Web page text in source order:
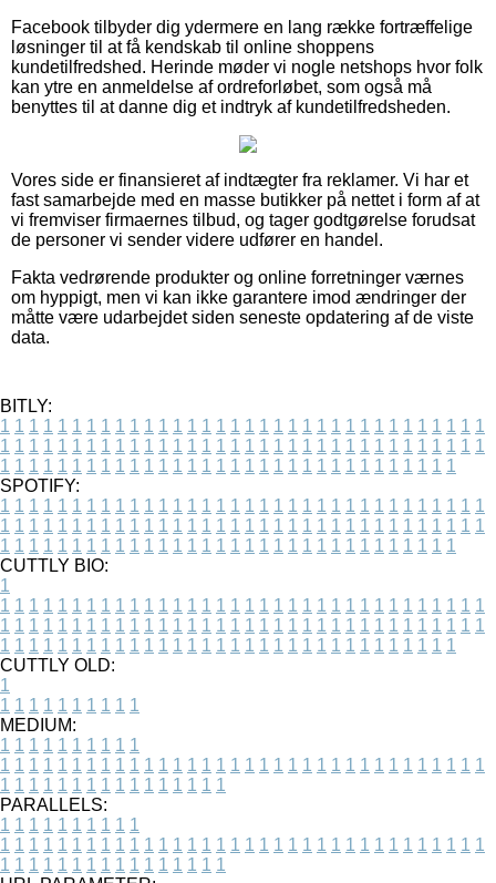
Facebook tilbyder dig ydermere en lang række fortræffelige
løsninger til at få kendskab til online shoppens
kundetilfredshed. Herinde møder vi nogle netshops hvor folk
kan ytre en anmeldelse af ordreforløbet, som også må
benyttes til at danne dig et indtryk af kundetilfredsheden.
Vores side er finansieret af indtægter fra reklamer. Vi har et
fast samarbejde med en masse butikker på nettet i form af at
vi fremviser firmaernes tilbud, og tager godtgørelse forudsat
de personer vi sender videre udfører en handel.
Fakta vedrørende produkter og online forretninger værnes
om hyppigt, men vi kan ikke garantere imod ændringer der
måtte være udarbejdet siden seneste opdatering af de viste
data.
BITLY:
1 1 1 1 1 1 1 1 1 1 1 1 1 1 1 1 1 1 1 1 1 1 1 1 1 1 1 1 1 1 1 1 1 1
1 1 1 1 1 1 1 1 1 1 1 1 1 1 1 1 1 1 1 1 1 1 1 1 1 1 1 1 1 1 1 1 1 1
1 1 1 1 1 1 1 1 1 1 1 1 1 1 1 1 1 1 1 1 1 1 1 1 1 1 1 1 1 1 1 1
SPOTIFY:
1 1 1 1 1 1 1 1 1 1 1 1 1 1 1 1 1 1 1 1 1 1 1 1 1 1 1 1 1 1 1 1 1 1
1 1 1 1 1 1 1 1 1 1 1 1 1 1 1 1 1 1 1 1 1 1 1 1 1 1 1 1 1 1 1 1 1 1
1 1 1 1 1 1 1 1 1 1 1 1 1 1 1 1 1 1 1 1 1 1 1 1 1 1 1 1 1 1 1 1
CUTTLY BIO:
1
1 1 1 1 1 1 1 1 1 1 1 1 1 1 1 1 1 1 1 1 1 1 1 1 1 1 1 1 1 1 1 1 1 1
1 1 1 1 1 1 1 1 1 1 1 1 1 1 1 1 1 1 1 1 1 1 1 1 1 1 1 1 1 1 1 1 1 1
1 1 1 1 1 1 1 1 1 1 1 1 1 1 1 1 1 1 1 1 1 1 1 1 1 1 1 1 1 1 1 1
CUTTLY OLD:
1
1 1 1 1 1 1 1 1 1 1
MEDIUM:
1 1 1 1 1 1 1 1 1 1
1 1 1 1 1 1 1 1 1 1 1 1 1 1 1 1 1 1 1 1 1 1 1 1 1 1 1 1 1 1 1 1 1 1
1 1 1 1 1 1 1 1 1 1 1 1 1 1 1 1
PARALLELS:
1 1 1 1 1 1 1 1 1 1
1 1 1 1 1 1 1 1 1 1 1 1 1 1 1 1 1 1 1 1 1 1 1 1 1 1 1 1 1 1 1 1 1 1
1 1 1 1 1 1 1 1 1 1 1 1 1 1 1 1